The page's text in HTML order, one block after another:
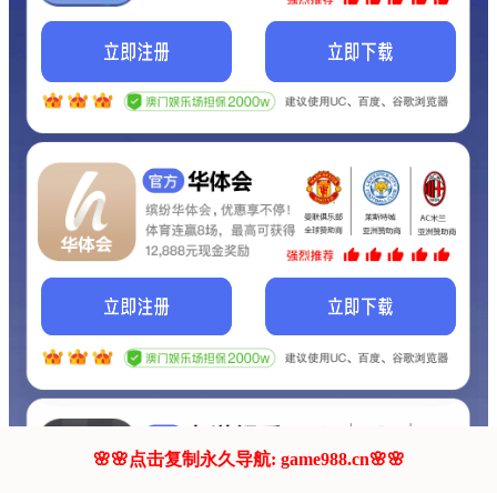
我们的网站正在建设.
它将是非常棒的网站.
联系我们!